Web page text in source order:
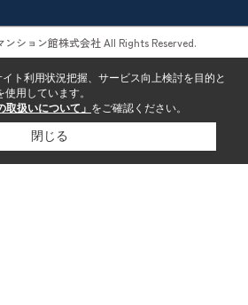
ション館株式会社 All Rights Reserved.
ト利用状況把握、サービス向上検討を目的と
用しています。
取扱いについて」 をご確認ください。
閉じる